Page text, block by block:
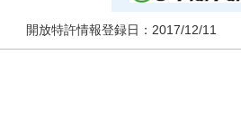
開放特許情報登録日： 2017/12/11